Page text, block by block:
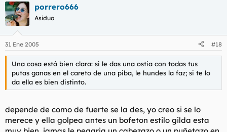
culpa suya, sino de las desigualdades sociales y culturales. Ellos
no tienen la culpa de haberse criado en un entorno hostil, ni de
haber tenido la oportunidad de disfrutar de los medios de que
nosotros disponemos, pobrecillos....
Pero, ¡Ay del que se atreva a pegar una hostia a un sudaca que
le quiera robar la cartera! Ni todos los santos del santoral
podrán librarle del escarnio público ni de la vergüenza de ser
un malvado racista.
Está muy de moda la tónica de conceder a los inmigrantes
todos los derechos habidos y por haber, pero no se les exige
¿Por qué va alguien a recibir un trato preferente por su
condición, sexo, raza o nacionalidad? ¿No es esa la esencia
misma de la desigualdad?
porrero666
Asiduo
31 Ene 2005 #18
Una cosa está bien clara: si le das una ostia con todas tus
putas ganas en el careto de una piba, le hundes la faz; si te lo
da ella es bien distinto.
depende de como de fuerte se la des, yo creo si se lo
merece y ella golpea antes un bofeton estilo gilda esta